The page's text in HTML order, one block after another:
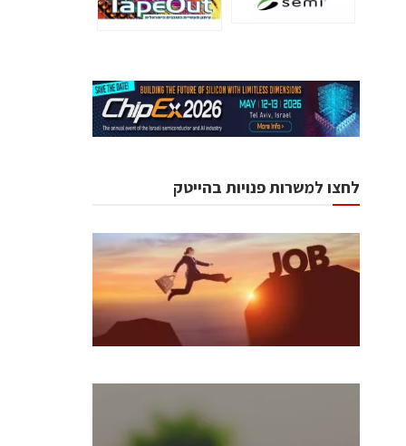
לחצו למשרות פנויות בהייטק